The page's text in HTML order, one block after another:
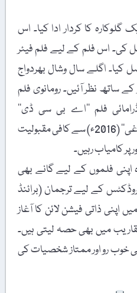
(2013ء) میں ایک گلوکارہ کا کردار ادا کیا۔ اس
کی۔ اس فلم کے لیے فلم فیئر
کیا۔ اگلے سال وشال بھردواج
کے ساتھ نظر آئیں۔ رومانوی فلم
ڈانس ڈرامائی فلم ’’اے بی سی ڈی‘‘
(2015ء) اور ہنگامہ خیز فلم ’’باغی‘‘ (2016ء) سے کافی مقبولیت
کامیاب رہیں۔
اپنی فلموں کے لیے گانے بھی
کے لیے ترجمان (برائنڈ
بھی بنیں۔ 2015ء میں اپنی ذاتی فیشن لائن کا آغاز
میں بھی حصہ لیتی ہیں۔
خوب رو اور ممتاز شخصیات کی